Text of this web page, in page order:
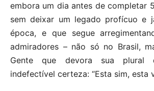
embora um dia antes de completar
sem deixar um legado profícuo e
época, e que segue
admiradores – não só no Brasil,
Gente que devora sua plural
indefectível certeza: “Esta sim, esta